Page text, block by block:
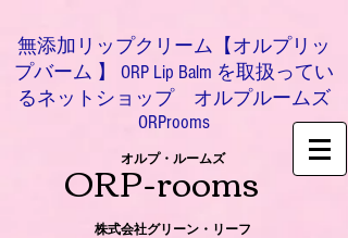
無添加リップクリーム【オルプリッ
プバーム 】 ORP Lip Balm を取扱ってい
るネットショップ オルプルームズ
ORProoms
ORP-rooms
オルプ・ルームズ
株式会社グリーン・リーフ